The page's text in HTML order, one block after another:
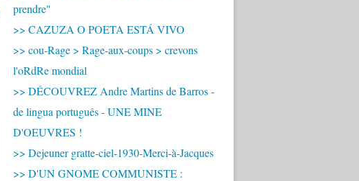
prendre"
>> CAZUZA O POETA ESTÁ VIVO
>> cou-Rage > Rage-aux-coups > crevons
l'oRdRe mondial
>> DÉCOUVREZ Andre Martins de Barros -
de lingua português - UNE MINE
D'OEUVRES !
>> Dejeuner gratte-ciel-1930-Merci-à-Jacques
>> D'UN GNOME COMMUNISTE :